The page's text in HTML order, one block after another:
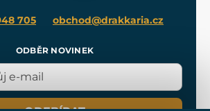
705 obchod@drakkaria.cz
ODBĚR NOVINEK